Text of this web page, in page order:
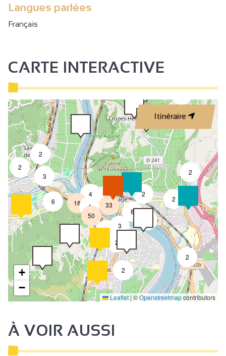
Langues parlées
Français
CARTE INTERACTIVE
Itinéraire
2
2
2
2
2
2
2
8
2
3
6
4
4
18
7
2
3
50
33
+
−
Leaflet | ©Openstreetmapcontributors
À VOIR AUSSI